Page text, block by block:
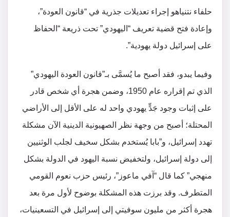
حلفاء نتنياهو إجراء تعديلات جذرية في “قانون العودة”،
وإعادة فتح قضية تعريف “اليهودي” تحت ذريعة “الحفاظ
على إسرائيل دولة يهودية”.
وفيما يبدو، فقد أصبح ما يُسمَّى بـ”قانون العودة اليهودي”
الذي تم إقراره عام 1950، وضمن هجرة أي شخص قادر
على إثبات وجود جَدٍّ يهودي واحد له على الأقل إلى الأراضي
المحتلة؛ أصبح من وجهة نظر الصهيونية الدينية الآن مشكلة
تهدد إسرائيل، و”بابا يُستخدم بشكل سخيف لجلب الوثنيين
إلى دولة إسرائيل، ولتخفيض نسبة اليهود في الدولة بشكل
منهجي” كما قال “آفي ماعوز”، رئيس حزب نعوم القومي
المتطرف. وقد برزت هذه المشكلة بوضوح لأول مرة بعد
هجرة أكثر من مليون سوفيتي إلى إسرائيل في التسعينيات،